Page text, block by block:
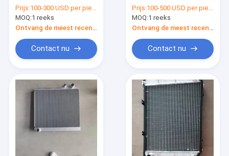
Aluminiummateriaal
Vrachtwagenradiators
Prijs:100-300 USD per piece
MOQ:1 reeks
Contact nu
Vrachtwagenradiators
Prijs:100-500 USD per piece
MOQ:1 reeks
Contact nu